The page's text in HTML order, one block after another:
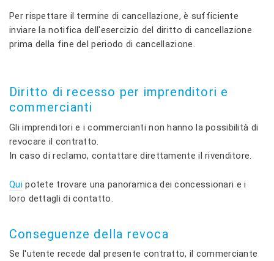
Per rispettare il termine di cancellazione, è sufficiente
inviare la notifica dell'esercizio del diritto di cancellazione
prima della fine del periodo di cancellazione.
Diritto di recesso per imprenditori e
commercianti
Gli imprenditori e i commercianti non hanno la possibilità di
revocare il contratto.
In caso di reclamo, contattare direttamente il rivenditore.
Quipotete trovare una panoramica dei concessionari e i
loro dettagli di contatto.
Conseguenze della revoca
Se l'utente recede dal presente contratto, il commerciante